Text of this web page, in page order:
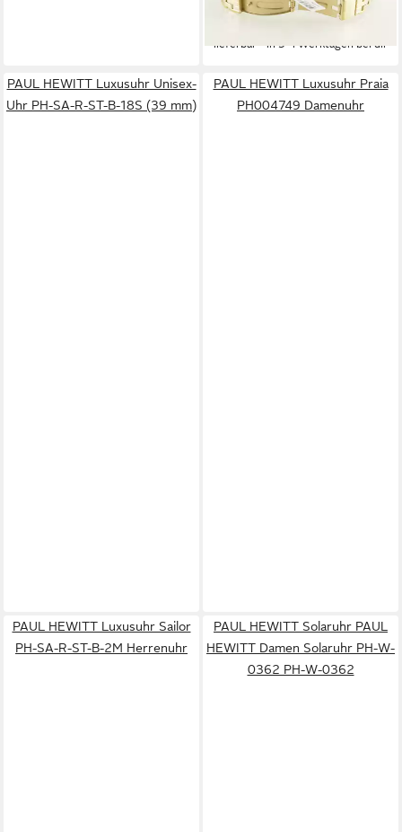
UVP199,00 €
lieferbar - in 3-4 Werktagen bei dir
PAUL HEWITT Luxusuhr Unisex-
Uhr PH-SA-R-ST-B-18S (39 mm)
PAUL HEWITT Luxusuhr Praia
PH004749 Damenuhr
PAUL HEWITT Luxusuhr Sailor
PH-SA-R-ST-B-2M Herrenuhr
PAUL HEWITT Solaruhr PAUL
HEWITT Damen Solaruhr PH-W-
0362 PH-W-0362